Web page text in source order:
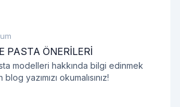
PASTA ÖNERİLERİ
modelleri hakkında bilgi edinmek
yazımızı okumalısınız!